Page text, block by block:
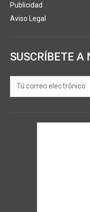
Publicidad
Aviso Legal
SUSCRÍBETE A